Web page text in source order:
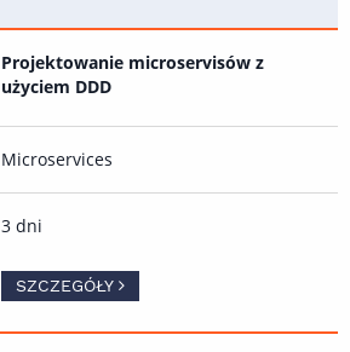
Projektowanie microservisów z
użyciem DDD
Microservices
3 dni
SZCZEGÓŁY